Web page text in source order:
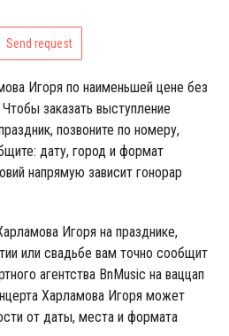
Send request
Игоря по наименьшей цене без
заказать выступление
позвоните по номеру,
дату, город и формат
напрямую зависит гонорар
Игоря на празднике,
или свадьбе вам точно сообщит
агентства BnMusic на ваццап
Харламова Игоря может
от даты, места и формата